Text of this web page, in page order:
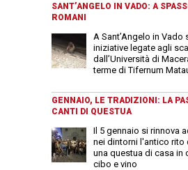
SANT’ANGELO IN VADO: A
ROMANI
A Sant’Angelo in
iniziative legate agli
dall’Università di
terme di Tifernum
GENNAIO, LE TRADIZIONI: LA
CANTI DI QUESTUA
Il 5 gennaio si rinnova
nei dintorni l'antico rito
una questua di casa in
cibo e vino